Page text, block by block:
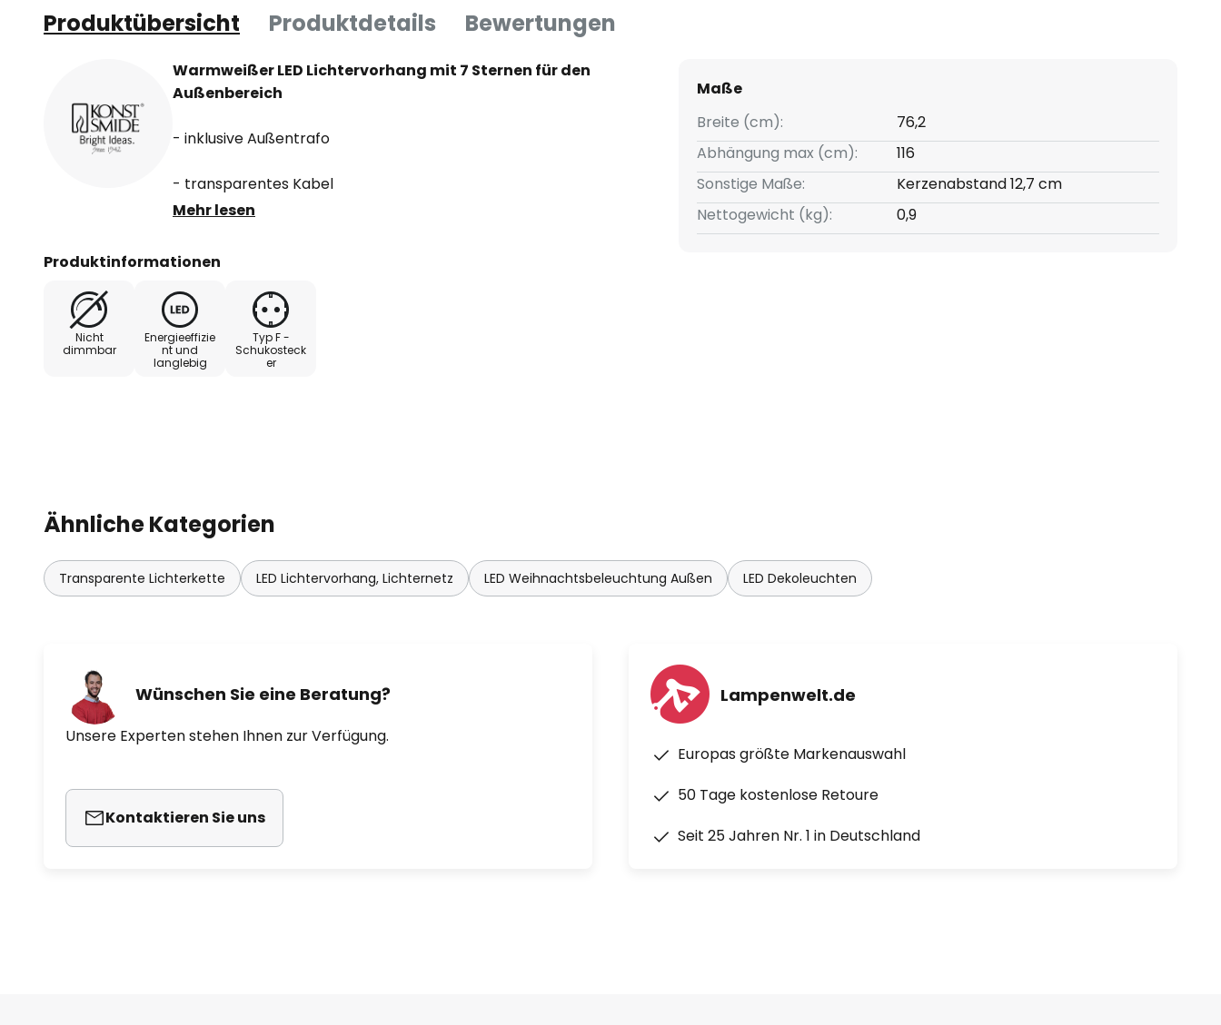
Produktübersicht Produktdetails Bewertungen
Warmweißer LED Lichtervorhang mit 7 Sternen für den
Außenbereich
- inklusive Außentrafo
- transparentes Kabel
Mehr lesen
Produktinformationen
Nicht
dimmbar
Energieeffizie
nt und
langlebig
Typ F -
Schukosteck
er
Maße
Breite (cm):
76,2
Abhängung max (cm):
116
Sonstige Maße:
Kerzenabstand 12,7 cm
Nettogewicht (kg):
0,9
Ähnliche Kategorien
Transparente Lichterkette LED Lichtervorhang, Lichternetz LED Weihnachtsbeleuchtung Außen LED Dekoleuchten
Wünschen Sie eine Beratung?
Unsere Experten stehen Ihnen zur Verfügung.
Kontaktieren Sie uns
Lampenwelt.de
Europas größte Markenauswahl
50 Tage kostenlose Retoure
Seit 25 Jahren Nr. 1 in Deutschland